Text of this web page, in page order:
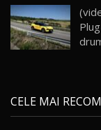
20
21
CELE MAI